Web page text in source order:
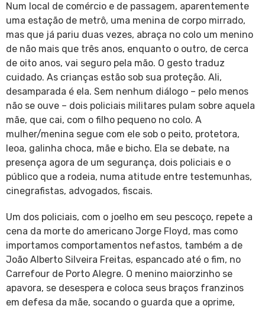
Num local de comércio e de passagem, aparentemente
uma estação de metrô, uma menina de corpo mirrado,
mas que já pariu duas vezes, abraça no colo um menino
de não mais que três anos, enquanto o outro, de cerca
de oito anos, vai seguro pela mão. O gesto traduz
cuidado. As crianças estão sob sua proteção. Ali,
desamparada é ela. Sem nenhum diálogo – pelo menos
não se ouve – dois policiais militares pulam sobre aquela
mãe, que cai, com o filho pequeno no colo. A
mulher/menina segue com ele sob o peito, protetora,
leoa, galinha choca, mãe e bicho. Ela se debate, na
presença agora de um segurança, dois policiais e o
público que a rodeia, numa atitude entre testemunhas,
cinegrafistas, advogados, fiscais.
Um dos policiais, com o joelho em seu pescoço, repete a
cena da morte do americano Jorge Floyd, mas como
importamos comportamentos nefastos, também a de
João Alberto Silveira Freitas, espancado até o fim, no
Carrefour de Porto Alegre. O menino maiorzinho se
apavora, se desespera e coloca seus braços franzinos
em defesa da mãe, socando o guarda que a oprime,